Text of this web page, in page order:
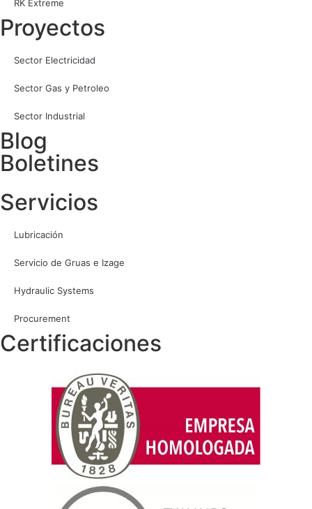
RK Extreme
Proyectos
Sector Electricidad
Sector Gas y Petroleo
Sector Industrial
Blog
Boletines
Servicios
Lubricación
Servicio de Gruas e Izage
Hydraulic Systems
Procurement
Certificaciones